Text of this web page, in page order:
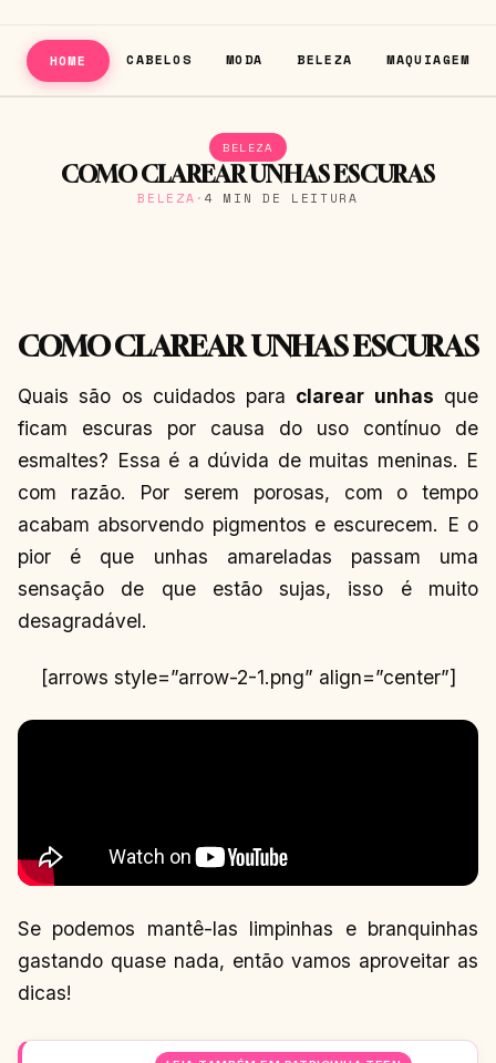
HOME CABELOS MODA BELEZA MAQUIAGEM
BELEZA
COMO CLAREAR UNHAS ESCURAS
BELEZA · 4 MIN DE LEITURA
COMO CLAREAR UNHAS ESCURAS
Quais são os cuidados para clarear unhas que
ficam escuras por causa do uso contínuo de
esmaltes? Essa é a dúvida de muitas meninas. E
com razão. Por serem porosas, com o tempo
acabam absorvendo pigmentos e escurecem. E o
pior é que unhas amareladas passam uma
sensação de que estão sujas, isso é muito
desagradável.
[arrows style=”arrow-2-1.png” align=”center”]
Se podemos mantê-las limpinhas e branquinhas
gastando quase nada, então vamos aproveitar as
dicas!